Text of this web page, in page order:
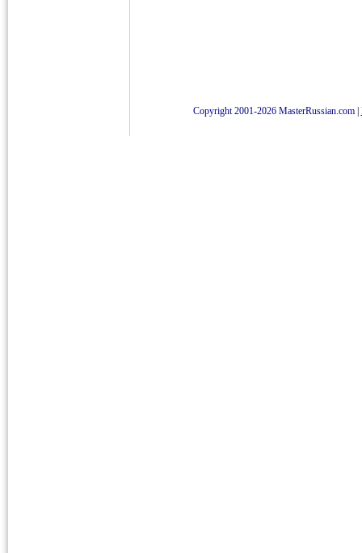
Copyright 2001-2026 MasterRussian.com|